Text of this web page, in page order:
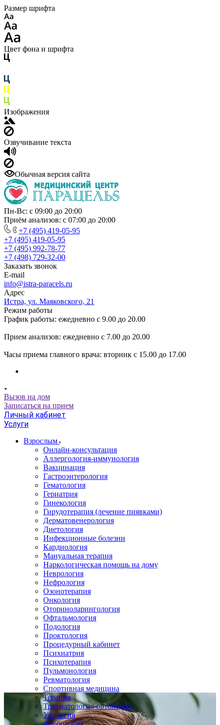
Размер шрифта
Цвет фона и шрифта
Изображения
Озвучивание текста
Обычная версия сайта
Пн-Вс: с 09:00 до 20:00
Приём анализов: с 07:00 до 20:00
+7 (495) 419-05-95
+7 (495) 419-05-95
+7 (495) 992-78-77
+7 (498) 729-32-00
Заказать звонок
E-mail
info@istra-paracels.ru
Адрес
Истра, ул. Маяковского, 21
Режим работы
График работы: ежедневно с 9.00 до 20.00
Прием анализов: ежедневно с 7.00 до 20.00
Часы приема главного врача: вторник с 15.00 до 17.00
Вызов на дом
Записаться на прием
Личный кабинет
Услуги
Взрослым
Онлайн-консультация
Аллергология-иммунология
Вакцинация
Гастроэнтерология
Гематология
Гериатрия
Гинекология
Гирудотерапия (лечение пиявками)
Дерматовенерология
Диетология
Инфекционные болезни
Кардиология
Мануальная терапия
Наркологическая помощь на дому
Неврология
Нефрология
Озонотерапия
Онкология
Оториноларингология
Офтальмология
Подология
Проктология
Процедурный кабинет
Психиатрия
Психотерапия
Пульмонология
Ревматология
Спортивная медицина
Терапия
Травматология-ортопедия
Урология